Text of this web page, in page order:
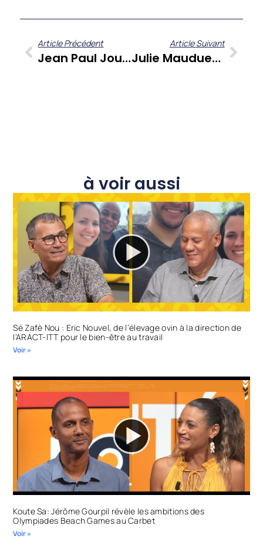
Article Précédent
Jean Paul Jouanelle Présente ‘Kouté Sa’, Un Regard Profond Sur La Culture Et La Société Caribéennes
Article Suivant
Julie Mauduech Et Zitata.mq Révèlent « Kouté Sa » : Un Appel À L’écoute Des Voix Antillaises Actuelles
à voir aussi
Sé Zafè Nou : Eric Nouvel, de l’élevage ovin à la direction de
l’ARACT-ITT pour le bien-être au travail
Voir »
Koute Sa: Jérôme Gourpil révèle les ambitions des
Olympiades Beach Games au Carbet
Voir »